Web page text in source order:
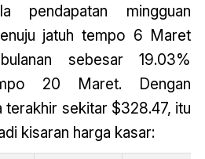
pendapatan mingguan
jatuh tempo 6 Maret
sebesar 19.03%
20 Maret. Dengan
terakhir sekitar $328.47, itu
kisaran harga kasar: